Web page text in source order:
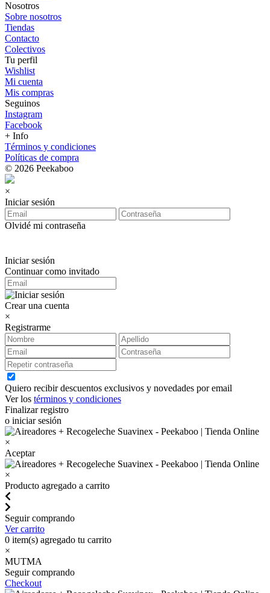
Nosotros
Sobre nosotros
Tiendas
Contacto
Colectivos
Tu perfil
Wishlist
Mi cuenta
Mis compras
Seguinos
Instagram
Facebook
+ Info
Términos y condiciones
Políticas de compra
© 2026 Peekaboo
×
Iniciar sesión
Olvidé mi contraseña
Iniciar sesión
Continuar como invitado
Crear una cuenta
×
Registrarme
Quiero recibir descuentos exclusivos y novedades por email
Ver los términos y condiciones
Finalizar registro
o iniciar sesión
×
Aceptar
×
Producto agregado a carrito
Seguir comprando
Ver carrito
0 item(s) agregado tu carrito
×
MUTMA
Seguir comprando
Checkout